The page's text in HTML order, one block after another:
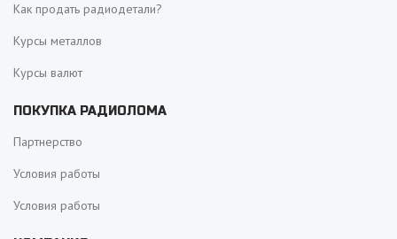
Как продать радиодетали?
Курсы металлов
Курсы валют
ПОКУПКА РАДИОЛОМА
Партнерство
Условия работы
Условия работы